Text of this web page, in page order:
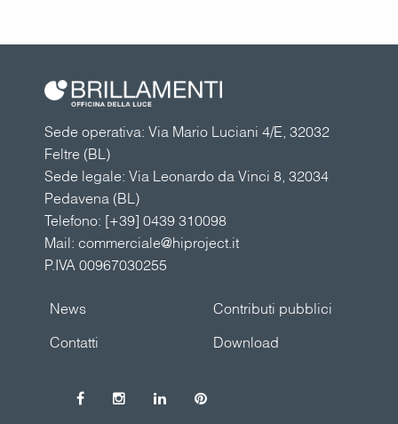
Sede operativa: Via Mario Luciani 4/E, 32032
Feltre (BL)
Sede legale: Via Leonardo da Vinci 8, 32034
Pedavena (BL)
Telefono: [+39] 0439 310098
Mail: commerciale@hiproject.it
P.IVA 00967030255
Contributi pubblici
News
Download
Contatti